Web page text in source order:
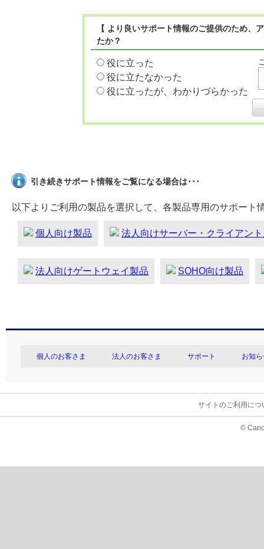
【 より良いサポート情報のご提供のため
たか？
役に立った
役に立たなかった
役に立ったが、わかりづらかった
引き続きサポート情報をご覧になる場合は･･･
以下よりご利用の製品を選択して、各製品専用のサポート
個人向け製品 法人向けサーバー・クライアン
法人向けゲートウェイ製品 SOHO向け製品
個人のお客さま 法人のお客さま サポート お知
サイトのご利用につ
©